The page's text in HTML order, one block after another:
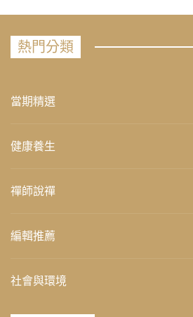
熱門分類
當期精選
健康養生
禪師說禪
編輯推薦
社會與環境